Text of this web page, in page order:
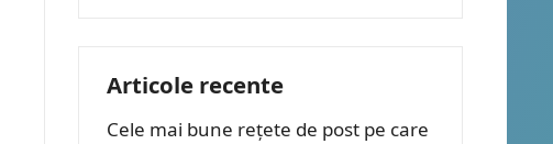
Articole recente
Cele mai bune rețete de post pe care